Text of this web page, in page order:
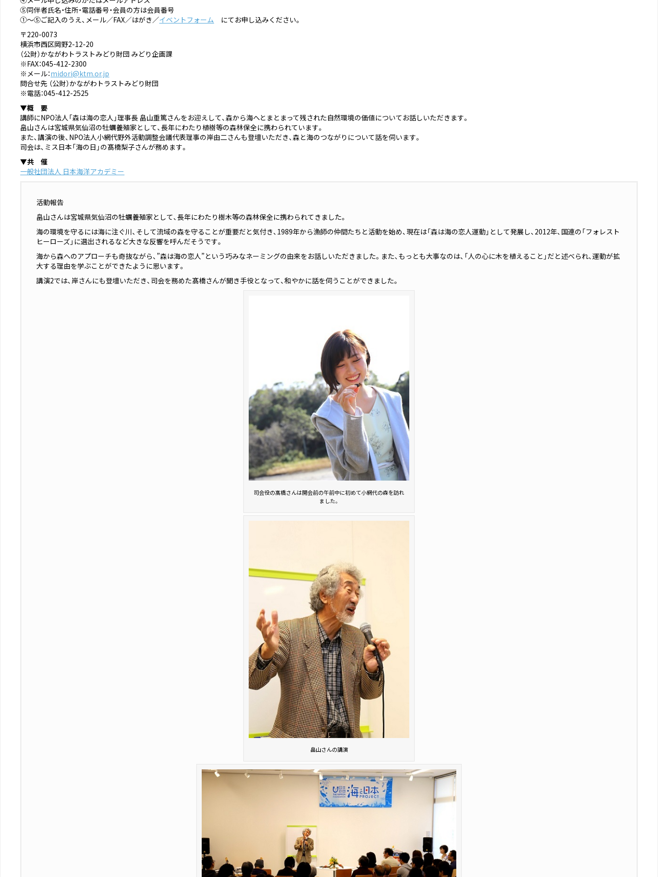
⑤同伴者氏名・住所・電話番号・会員の方は会員番号
①～⑤ご記入のうえ、メール／FAX／はがき／イベントフォーム にてお申し込みください。
〒220-0073
横浜市西区岡野2-12-20
（公財）かながわトラストみどり財団 みどり企画課
※FAX：045-412-2300
※メール：midori@ktm.or.jp
問合せ先 （公財）かながわトラストみどり財団
※電話：045-412-2525
▼概 要
講師にNPO法人「森は海の恋人」理事長 畠山重篤さんをお迎えして、森から海へとまとまって残された自然環境の価値についてお話しいただきます。
畠山さんは宮城県気仙沼の牡蠣養殖家として、長年にわたり植樹等の森林保全に携わられています。
また、講演の後、NPO法人小網代野外活動調整会議代表理事の岸由二さんも登壇いただき、森と海のつながりについて話を伺います。
司会は、ミス日本「海の日」の髙橋梨子さんが務めます。
▼共 催
一般社団法人 日本海洋アカデミー
活動報告
畠山さんは宮城県気仙沼の牡蠣養殖家として、長年にわたり樹木等の森林保全に携わられてきました。
海の環境を守るには海に注ぐ川、そして流域の森を守ることが重要だと気付き、1989年から漁師の仲間たちと活動を始め、現在は「森は海の恋人運動」として発展し、2012年、国連の「フォレスト
ヒーローズ」に選出されるなど大きな反響を呼んだそうです。
海から森へのアプローチも奇抜ながら、”森は海の恋人”という巧みなネーミングの由来をお話しいただきました。また、もっとも大事なのは、「人の心に木を植えること」だと述べられ、運動が拡
大する理由を学ぶことができたように思います。
講演2では、岸さんにも登壇いただき、司会を務めた髙橋さんが聞き手役となって、和やかに話を伺うことができました。
司会役の髙橋さんは開会前の午前中に初めて小網代の森を訪れ
ました。
畠山さんの講演